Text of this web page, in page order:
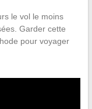
le vol le moins
Garder cette
pour voyager